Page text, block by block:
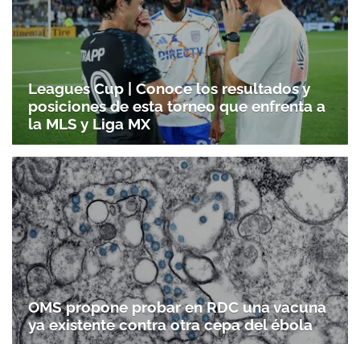
Leagues Cup | Conoce los resultados y
posiciones de esta torneo que enfrenta a
la MLS y Liga MX
OMS propone probar en RDC una vacuna
ya existente contra otra cepa del ébola